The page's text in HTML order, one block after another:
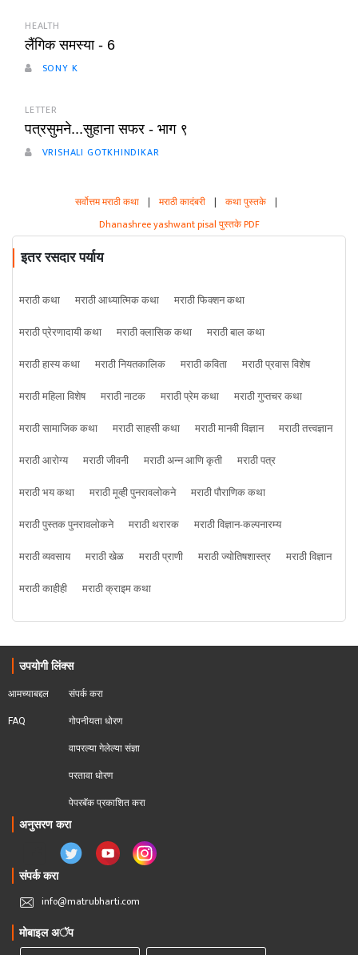
HEALTH
लैंगिक समस्या - 6
SONY K
LETTER
पत्रसुमने...सुहाना सफर - भाग ९
VRISHALI GOTKHINDIKAR
सर्वोत्तम मराठी कथा | मराठी कादंबरी | कथा पुस्तके |
Dhanashree yashwant pisal पुस्तके PDF
इतर रसदार पर्याय
मराठी कथा मराठी आध्यात्मिक कथा
मराठी फिक्शन कथा
मराठी प्रेरणादायी कथा
मराठी क्लासिक कथा
मराठी बाल कथा
मराठी हास्य कथा
मराठी नियतकालिक मराठी कविता
मराठी प्रवास विशेष
मराठी महिला विशेष
मराठी नाटक मराठी प्रेम कथा
मराठी गुप्तचर कथा
मराठी सामाजिक कथा
मराठी साहसी कथा मराठी मानवी विज्ञान
मराठी तत्त्वज्ञान
मराठी आरोग्य
मराठी जीवनी मराठी अन्न आणि कृती
मराठी पत्र
मराठी भय कथा
मराठी मूव्ही पुनरावलोकने
मराठी पौराणिक कथा
मराठी पुस्तक पुनरावलोकने
मराठी थरारक
मराठी विज्ञान-कल्पनारम्य
मराठी व्यवसाय
मराठी खेळ मराठी प्राणी मराठी ज्योतिषशास्त्र
मराठी विज्ञान
मराठी काहीही
मराठी क्राइम कथा
उपयोगी लिंक्स
आमच्याबद्दल
FAQ
संपर्क करा
गोपनीयता धोरण
वापरल्या गेलेल्या संज्ञा
परतावा धोरण
पेपरबॅक प्रकाशित करा
अनुसरण करा
संपर्क करा
info@matrubharti.com
मोबाइल अॅप